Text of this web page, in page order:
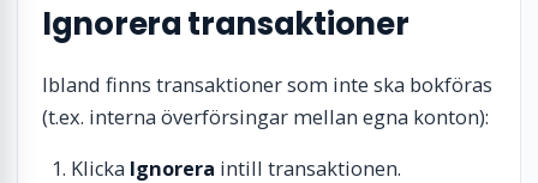
Ignorera transaktioner
Ibland finns transaktioner som inte ska bokföras
(t.ex. interna överförsingar mellan egna konton):
Klicka Ignorera intill transaktionen.